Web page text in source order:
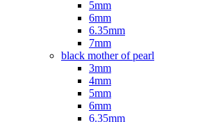
5mm
6mm
6.35mm
7mm
black mother of pearl
3mm
4mm
5mm
6mm
6.35mm